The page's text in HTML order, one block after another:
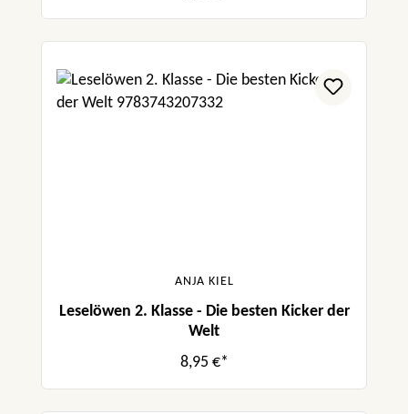
ANJA KIEL
Leselöwen 2. Klasse - Die besten Kicker der
Welt
8,95 €*